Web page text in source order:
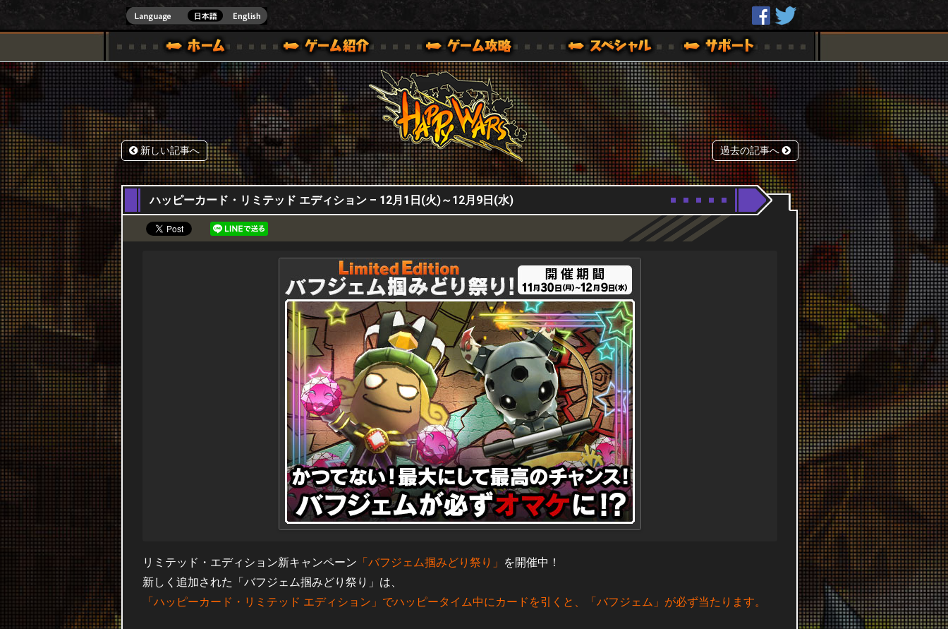
HappyWars
)公式サイト [ XBOX 360,XBOX ONE VER.]
ゲームガイド
スペシャル｜HAPPY WARS(ハッピーウォーズ)公式サイト [ XBOX 360,XBOX ONE VER.]
サポート | HAPPY WARS(ハッピーウォーズ)公式サイト [ XBOX 360,XBOX ONE VER.]
新しい記事へ 過去の記事へ
01,12,2015
ハッピーカード・リミテッド エディション – 12月1日(火)～12月9日(水)
リミテッド・エディション新キャンペーン 「バフジェム掴みどり祭り」 を開催中！
新しく追加された「バフジェム掴みどり祭り」は、
「ハッピーカード・リミテッド エディション」でハッピータイム中にカードを引くと、「バフジェム」が必ず当たります。